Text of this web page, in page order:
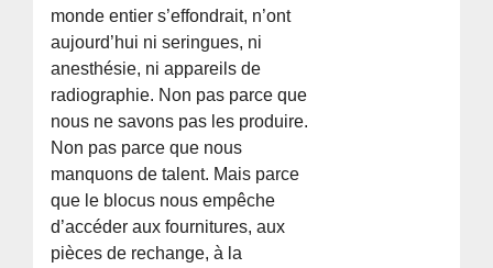
monde entier s’effondrait, n’ont
aujourd’hui ni seringues, ni
anesthésie, ni appareils de
radiographie. Non pas parce que
nous ne savons pas les produire.
Non pas parce que nous
manquons de talent. Mais parce
que le blocus nous empêche
d’accéder aux fournitures, aux
pièces de rechange, à la